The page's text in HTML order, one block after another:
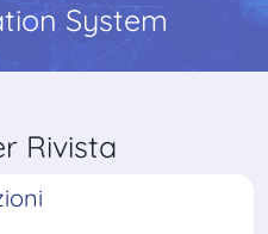
System
Rivista